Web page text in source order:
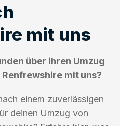
mit uns
über ihren Umzug
mit uns?
einem zuverlässigen
deinen Umzug von